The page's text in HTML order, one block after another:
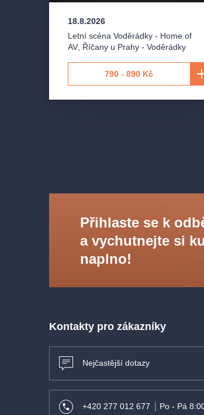
18.8.2026
Letní scéna Voděrádky - Home of
AV Říčany u Prahy - Voděrádky
790 - 890 Kč
Přihlaste se k
a vychutnejte si
naplno!
Kontakty pro zákazníky
Nejčastější dotazy
+420 277 012 677 Po - Pá